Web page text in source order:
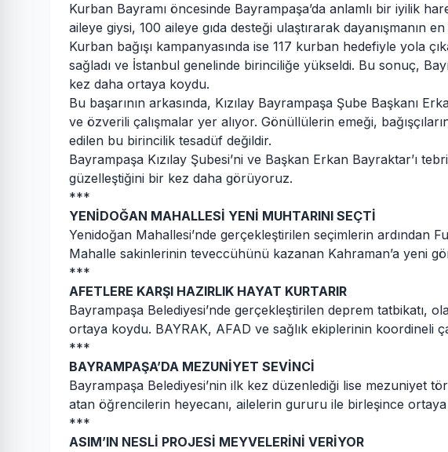
Kurban Bayramı öncesinde Bayrampaşa’da anlamlı bir iyilik
aileye giysi, 100 aileye gıda desteği ulaştırarak dayanışmanın
Kurban bağışı kampanyasında ise 117 kurban hedefiyle yola
sağladı ve İstanbul genelinde birinciliğe yükseldi. Bu sonuç,
kez daha ortaya koydu.
Bu başarının arkasında, Kızılay Bayrampaşa Şube Başkanı
ve özverili çalışmalar yer alıyor. Gönüllülerin emeği,
edilen bu birincilik tesadüf değildir.
Bayrampaşa Kızılay Şubesi’ni ve Başkan Erkan Bayraktar’ı
güzelleştiğini bir kez daha görüyoruz.
***
YENİDOĞAN MAHALLESİ YENİ MUHTARINI SEÇTİ
Yenidoğan Mahallesi’nde gerçekleştirilen seçimlerin ardından
Mahalle sakinlerinin teveccühünü kazanan Kahraman’a yeni
***
AFETLERE KARŞI HAZIRLIK HAYAT KURTARIR
Bayrampaşa Belediyesi’nde gerçekleştirilen deprem tatbikatı,
ortaya koydu. BAYRAK, AFAD ve sağlık ekiplerinin koordineli
***
BAYRAMPAŞA’DA MEZUNİYET SEVİNCİ
Bayrampaşa Belediyesi’nin ilk kez düzenlediği lise mezuniyet
atan öğrencilerin heyecanı, ailelerin gururu ile birleşince ortaya
***
ASIM’IN NESLİ PROJESİ MEYVELERİNİ VERİYOR